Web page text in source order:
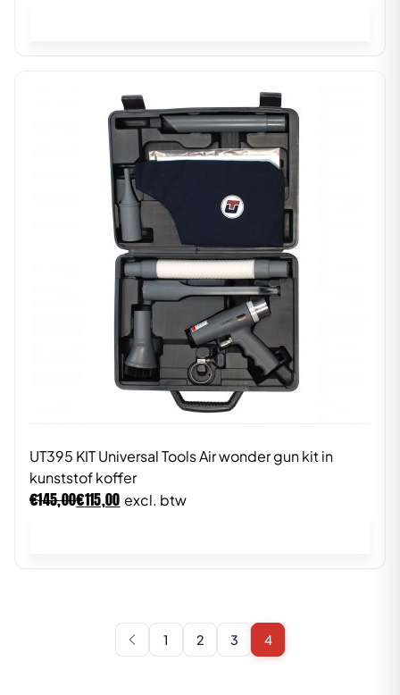
UT395 KIT Universal Tools Air wonder gun kit in
kunststof koffer
€145,00€115,00 excl. btw
1 2 3 4